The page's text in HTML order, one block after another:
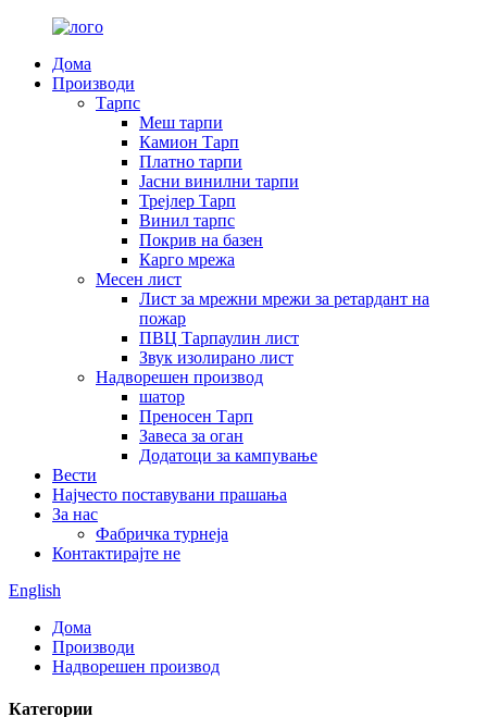
Дома
Производи
Тарпс
Меш тарпи
Камион Тарп
Платно тарпи
Јасни винилни тарпи
Трејлер Тарп
Винил тарпс
Покрив на базен
Карго мрежа
Месен лист
Лист за мрежни мрежи за ретардант на
пожар
ПВЦ Тарпаулин лист
Звук изолирано лист
Надворешен производ
шатор
Преносен Тарп
Завеса за оган
Додатоци за кампување
Вести
Најчесто поставувани прашања
За нас
Фабричка турнеја
Контактирајте не
English
Дома
Производи
Надворешен производ
Категории